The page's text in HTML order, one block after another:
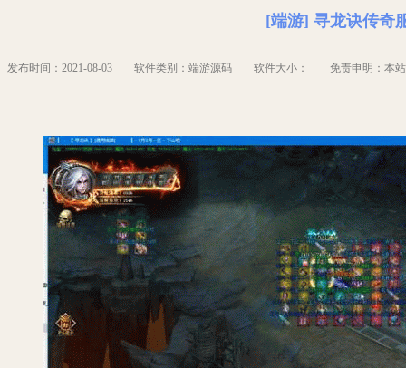
[端游] 寻龙诀传奇
发布时间：2021-08-03 软件类别：端游源码 软件大小： 免责申明：本站